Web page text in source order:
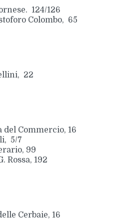
124/126
Colombo, 65
22
del Commercio, 16
5/7
99
Rossa, 192
Cerbaie, 16